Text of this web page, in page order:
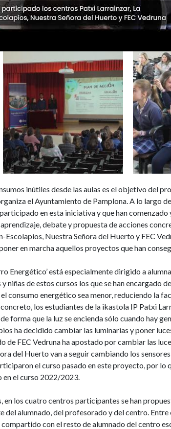
Image
inútiles desde las aulas es el objetivo del
el Ayuntamiento de Pamplona. A lo largo
en esta iniciativa y que han comenzado
debate y propuesta de acciones
Nuestra Señora del Huerto y FEC
en marcha aquellos proyectos que han
Energético’ está especialmente dirigido a
niñas de estos cursos los que se han encargado
consumo energético sea menor, reduciendo la
los estudiantes de la ikastola IP Patxi
forma que la luz se encienda sólo cuando hay
ha decidido cambiar las luminarias y poner
de FEC Vedruna ha apostado por cambiar las
del Huerto van a seguir cambiando los
el curso pasado en este proyecto, por lo
en el curso 2022/2023.
en los cuatro centros participantes se han
alumnado, del profesorado y del centro. Entre
con el resto de alumnado del centro